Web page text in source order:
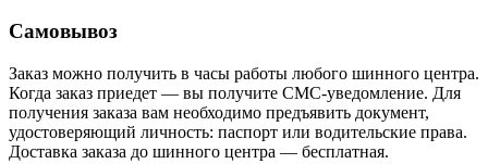
Самовывоз
Заказ можно получить в часы работы любого шинного центра.
Когда заказ приедет — вы получите СМС-уведомление. Для
получения заказа вам необходимо предъявить документ,
удостоверяющий личность: паспорт или водительские права.
Доставка заказа до шинного центра — бесплатная.